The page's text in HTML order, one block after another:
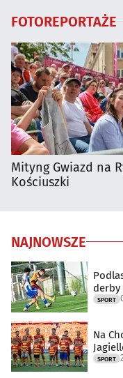
FOTOREPORTAŻE
Mityng Gwiazd na
Kościuszki
NAJNOWSZE
derby
SPORT
Na
SPORT